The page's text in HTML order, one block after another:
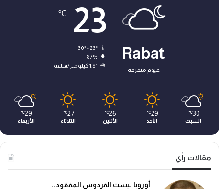
Rabat
غيوم متفرقة
23
℃
87%
1.81 كيلومتر/ساعة
30
℃
السبت
29
℃
الأحد
26
℃
الأثنين
27
℃
الثلاثاء
29
℃
الأربعاء
مقالات رأي
أوروبا ليست الفردوس المفقود..